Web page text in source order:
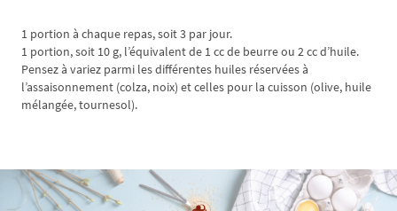
1 portion à chaque repas, soit 3 par jour.
1 portion, soit 10 g, l’équivalent de 1 cc de beurre ou 2 cc d’huile.
Pensez à variez parmi les différentes huiles réservées à
l’assaisonnement (colza, noix) et celles pour la cuisson (olive, huile
mélangée, tournesol).